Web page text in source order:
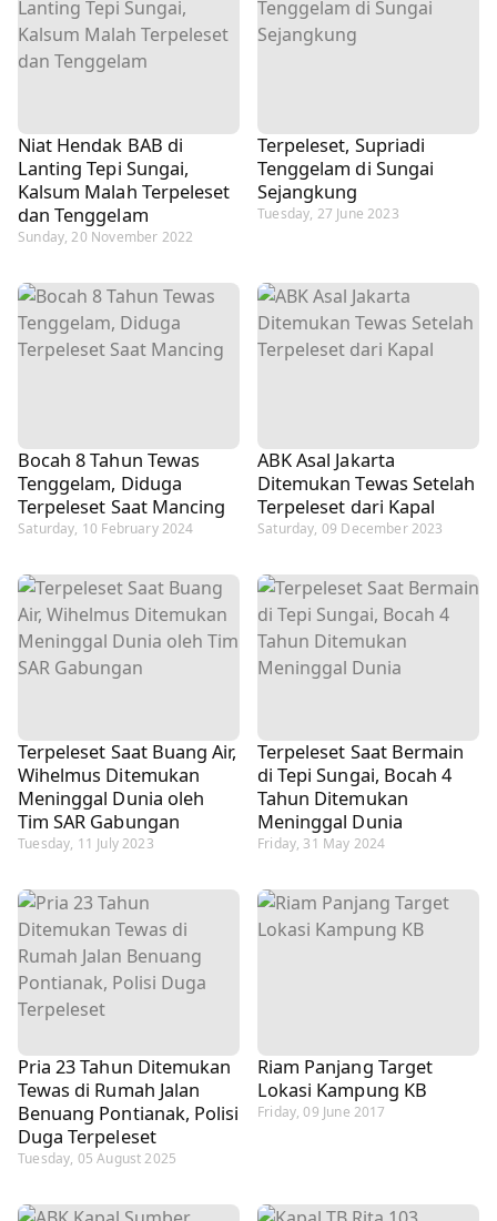
Niat Hendak BAB di
Lanting Tepi Sungai,
Kalsum Malah Terpeleset
dan Tenggelam
Sunday, 20 November 2022
Terpeleset, Supriadi
Tenggelam di Sungai
Sejangkung
Tuesday, 27 June 2023
Bocah 8 Tahun Tewas
Tenggelam, Diduga
Terpeleset Saat Mancing
Saturday, 10 February 2024
ABK Asal Jakarta
Ditemukan Tewas Setelah
Terpeleset dari Kapal
Saturday, 09 December 2023
Terpeleset Saat Buang Air,
Wihelmus Ditemukan
Meninggal Dunia oleh
Tim SAR Gabungan
Tuesday, 11 July 2023
Terpeleset Saat Bermain
di Tepi Sungai, Bocah 4
Tahun Ditemukan
Meninggal Dunia
Friday, 31 May 2024
Pria 23 Tahun Ditemukan
Tewas di Rumah Jalan
Benuang Pontianak, Polisi
Duga Terpeleset
Tuesday, 05 August 2025
Riam Panjang Target
Lokasi Kampung KB
Friday, 09 June 2017